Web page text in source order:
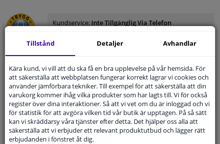
Kundservice:Inte Tillgänglig Via Telefon
Frågor Och Svar
Modellmatchande garanti, Hitta rätt bildelar.
Fyll i ditt registreringsnummerellerVälj din bil .
SÖK
Tillstånd Detaljer Avhandlar
Kära kund, vi vill att du ska få en bra upplevelse på vår hemsida. För
att säkerställa att webbplatsen fungerar korrekt lagrar vi cookies och
använder jämförbara tekniker. Till exempel för att säkerställa att din
varukorg kommer ihåg vilka produkter som har lagts till. Vi för också
register över dina interaktioner. Så att vi vet om du är inloggad och vi
för statistik för att avgöra vilken tid vår butik är upptagen. På så sätt
kan vi skräddarsy våra tjänster efter detta. Det hjälper oss alla att
säkerställa att vi erbjuder ett relevant produktutbud och lägger rätt
erbjudanden i fönstret åt dig.